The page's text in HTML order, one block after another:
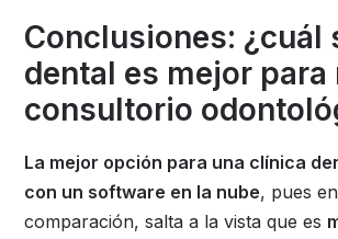
Conclusiones: ¿cuál
dental es mejor para
consultorio
La mejor opción para una clínica
con un software en la nube, pues
comparación, salta a la vista que es